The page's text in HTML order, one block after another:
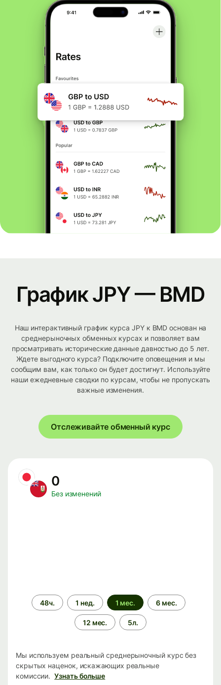
График JPY — BMD
Наш интерактивный график курса JPY к BMD основан на
среднерыночных обменных курсах и позволяет вам
просматривать исторические данные давностью до 5 лет.
Ждете выгодного курса? Подключите оповещения и мы
сообщим вам, как только он будет достигнут. Используйте
наши ежедневные сводки по курсам, чтобы не пропускать
важные изменения.
Отслеживайте обменный курс
0
Без изменений
Период
времени
48ч. 1 нед. 1 мес. 6 мес.
12 мес. 5л.
Мы используем реальный среднерыночный курс без
скрытых наценок, искажающих реальные
комиссии. Узнать больше